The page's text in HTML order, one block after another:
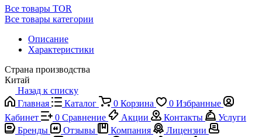
Все товары TOR
Все товары категории
Описание
Характеристики
Страна производства
Китай
Назад к списку
Главная
Каталог 0 Корзина 0 Избранные
Кабинет
0 Сравнение Акции Контакты
Услуги
Бренды
Отзывы Компания
Лицензии